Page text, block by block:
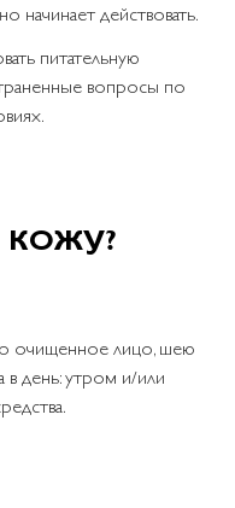
начинает действовать.
питательную
вопросы по
очищенное лицо, шею
в день: утром и/или